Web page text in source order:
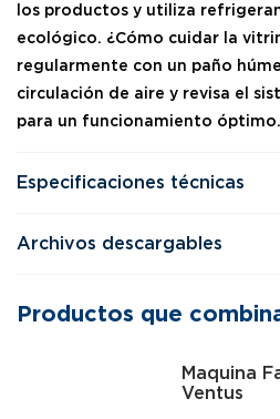
los productos y utiliza
ecológico. ¿Cómo cuidar la
regularmente con un paño
circulación de aire y revisa el
para un funcionamiento óptimo.
Especificaciones técnicas
Archivos descargables
Productos que
Maquina
Ventus